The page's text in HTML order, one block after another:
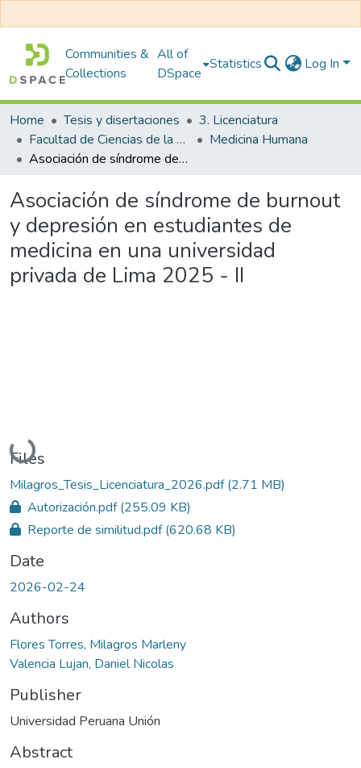
Communities &
Collections
All of
DSpace
Statistics Log In
Home Tesis y disertaciones
3. Licenciatura
Facultad de Ciencias de la Salud
Medicina Humana
Asociación de síndrome de burnout y depresión en estudiantes de medicina en una universidad privada de Lima 2025 - II
Asociación de síndrome de burnout
y depresión en estudiantes de
medicina en una universidad
privada de Lima 2025 - II
Loading...
Files
Milagros_Tesis_Licenciatura_2026.pdf(2.71 MB)
Autorización.pdf(255.09 KB)
Reporte de similitud.pdf(620.68 KB)
Date
2026-02-24
Authors
Flores Torres, Milagros Marleny
Valencia Lujan, Daniel Nicolas
Publisher
Universidad Peruana Unión
Abstract